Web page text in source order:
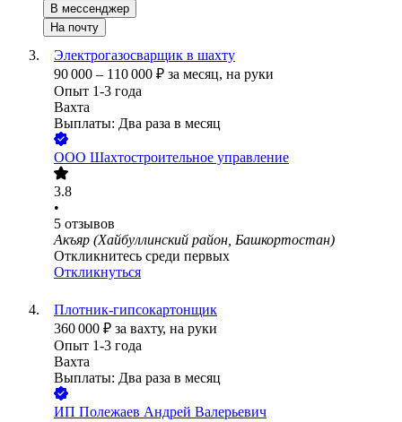
В мессенджер
На почту
Электрогазосварщик в шахту
90 000 – 110 000 ₽ за месяц, на руки
Опыт 1-3 года
Вахта
Выплаты: Два раза в месяц
ООО Шахтостроительное управление
3.8
•
5 отзывов
Акъяр (Хайбуллинский район, Башкортостан)
Откликнитесь среди первых
Откликнуться
Плотник-гипсокартонщик
360 000 ₽ за вахту, на руки
Опыт 1-3 года
Вахта
Выплаты: Два раза в месяц
ИП Полежаев Андрей Валерьевич